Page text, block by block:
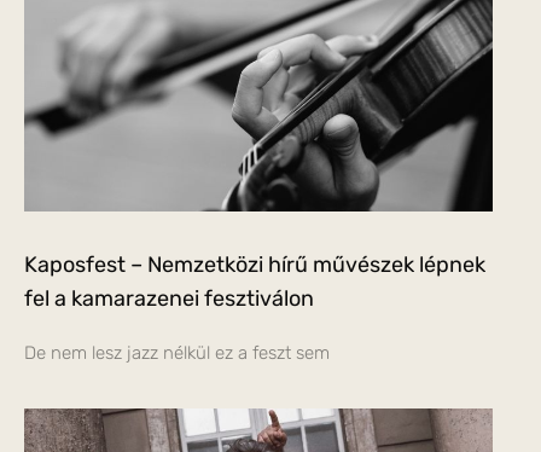
Kaposfest – Nemzetközi hírű művészek lépnek
fel a kamarazenei fesztiválon
De nem lesz jazz nélkül ez a feszt sem